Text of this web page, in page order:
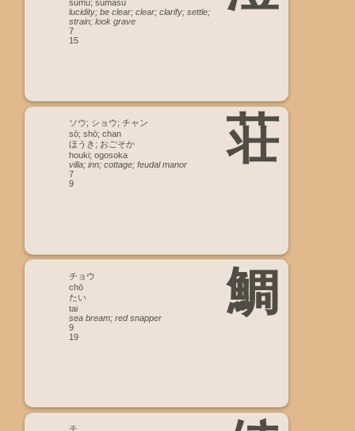
sumu; sumasu
lucidity; be clear; clear; clarify; settle;
strain; look grave
7
15
荘
ソウ; ショウ; チャン
sō; shō; chan
ほうき; おごそか
houki; ogosoka
villa; inn; cottage; feudal manor
7
9
鯛
チョウ
chō
たい
tai
sea bream; red snapper
9
19
チ